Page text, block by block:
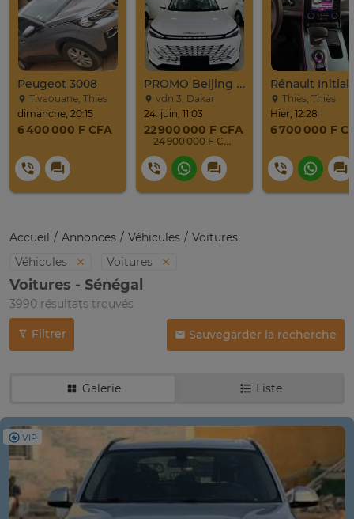
Peugeot 3008
Tivaouane, Thiès
dimanche, 20:15
6 400 000 F CFA
PROMO Beijing X7 / 2025
vdn 3, Dakar
24. juin, 11:03
22 900 000 F CFA
24 900 000 F CFA
Thiès, Thiès
Hier, 12:28
6 700 000 F
Accueil Annonces Véhicules
Voitures
Véhicules
Voitures
Voitures - Sénégal
3990 résultats trouvés
Filtrer Sauvegarder la recherche
Galerie Liste
VIP